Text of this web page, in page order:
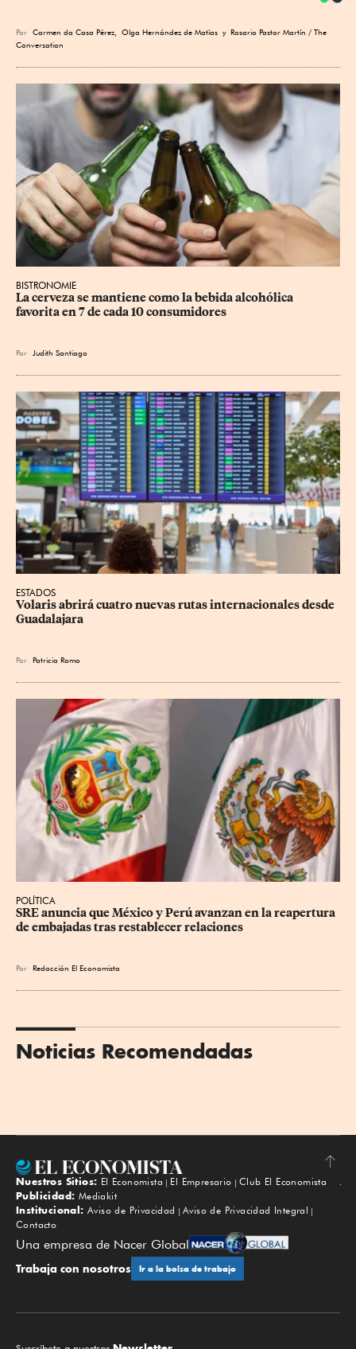
Por Carmen da Casa Pérez Olga Hernández de Matías y Rosario Pastor Martín / The
Conversation
BISTRONOMIE
La cerveza se mantiene como la bebida alcohólica
favorita en 7 de cada 10 consumidores
Por Judith Santiago
ESTADOS
Volaris abrirá cuatro nuevas rutas internacionales desde
Guadalajara
Por Patricia Romo
POLÍTICA
SRE anuncia que México y Perú avanzan en la reapertura
de embajadas tras restablecer relaciones
Por Redacción El Economista
Noticias Recomendadas
Subir
Nuestros Sitios: El Economista El Empresario
Club El Economista
Publicidad: Mediakit
Institucional: Aviso de Privacidad
Aviso de Privacidad Integral
Contacto
Una empresa de Nacer Global
Trabaja con nosotros Ir a la bolsa de trabajo